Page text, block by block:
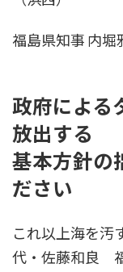
福島県知事 内
政府による
放出する
基本方針の
ださい
これ以上海を
代・佐藤和良